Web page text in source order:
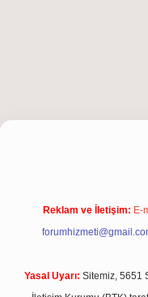
Reklam ve İletişim: E-
Yasal Uyarı: Sitemiz, 5651